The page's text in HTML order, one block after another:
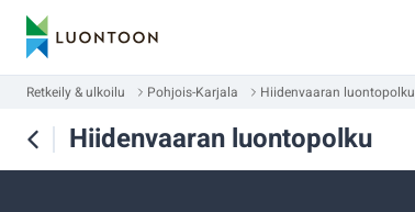
Retkeily & ulkoilu Pohjois-Karjala Hiidenvaaran luontopolku
Hiidenvaaran luontopolku